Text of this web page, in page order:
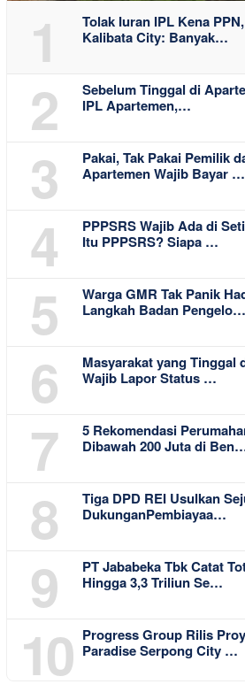
1
Tolak Iuran IPL Kena
Kalibata City: Banyak…
2
Sebelum Tinggal di
IPL Apartemen,…
3
Pakai, Tak Pakai Pemilik
Apartemen Wajib Bayar …
4
PPPSRS Wajib Ada di
Itu PPPSRS? Siapa …
5
Warga GMR Tak Panik
Langkah Badan Pengelo…
6
Masyarakat yang Tinggal
Wajib Lapor Status …
7
5 Rekomendasi
Dibawah 200 Juta di
8
Tiga DPD REI Usulkan
DukunganPembiayaa…
9
PT Jababeka Tbk Catat
Hingga 3,3 Triliun Se…
10
Progress Group Rilis
Paradise Serpong City …